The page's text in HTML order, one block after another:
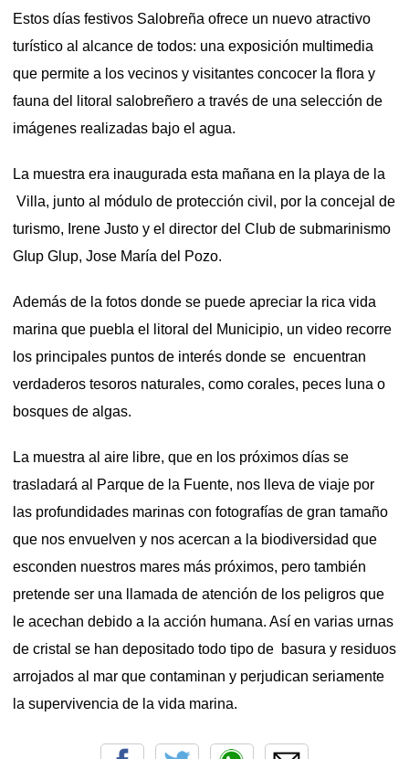
Estos días festivos Salobreña ofrece un nuevo atractivo
turístico al alcance de todos: una exposición multimedia
que permite a los vecinos y visitantes concocer la flora y
fauna del litoral salobreñero a través de una selección de
imágenes realizadas bajo el agua.
La muestra era inaugurada esta mañana en la playa de la
Villa, junto al módulo de protección civil, por la concejal de
turismo, Irene Justo y el director del Club de submarinismo
GIup Glup, Jose María del Pozo.
Además de la fotos donde se puede apreciar la rica vida
marina que puebla el litoral del Municipio, un video recorre
los principales puntos de interés donde se encuentran
verdaderos tesoros naturales, como corales, peces luna o
bosques de algas.
La muestra al aire libre, que en los próximos días se
trasladará al Parque de la Fuente, nos lleva de viaje por
las profundidades marinas con fotografías de gran tamaño
que nos envuelven y nos acercan a la biodiversidad que
esconden nuestros mares más próximos, pero también
pretende ser una llamada de atención de los peligros que
le acechan debido a la acción humana. Así en varias urnas
de cristal se han depositado todo tipo de basura y residuos
arrojados al mar que contaminan y perjudican seriamente
la supervivencia de la vida marina.